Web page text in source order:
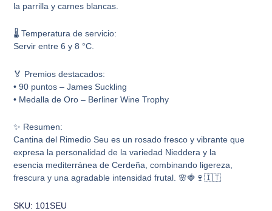
la parrilla y carnes blancas.
🌡️ Temperatura de servicio:
Servir entre 6 y 8 °C.
🏅 Premios destacados:
• 90 puntos – James Suckling
• Medalla de Oro – Berliner Wine Trophy
✨ Resumen:
Cantina del Rimedio Seu es un rosado fresco y vibrante que
expresa la personalidad de la variedad Nieddera y la
esencia mediterránea de Cerdeña, combinando ligereza,
frescura y una agradable intensidad frutal. 🌸🍓🍷🇮🇹
SKU: 101SEU